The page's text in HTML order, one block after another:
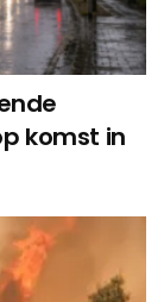
komst in